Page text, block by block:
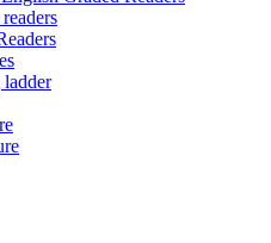
ladder